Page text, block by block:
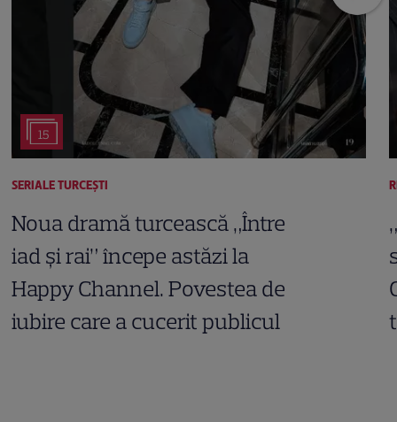
15
SERIALE TURCEŞTI
Noua dramă turcească „Între
iad și rai” începe astăzi la
Happy Channel. Povestea de
iubire care a cucerit publicul